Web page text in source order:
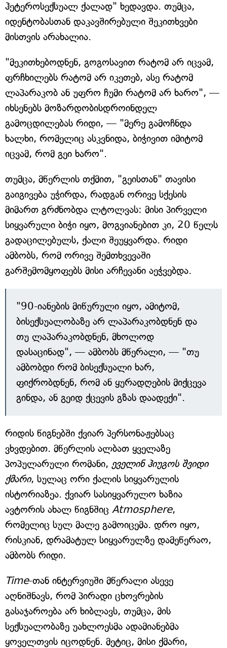
ჰეტეროსექსუალ ქალად" ხედავდა. თუმცა,
იდენტობასთან დაკავშირებული შეკითხვები
მისთვის არახალია.
"მეკითხებოდნენ, გოგოსავით რატომ არ იცვამ,
ფრჩხილებს რატომ არ იკეთებ, ასე რატომ
ლაპარაკობ ან უფრო ჩუმი რატომ არ ხარო", —
იხსენებს მოზარდობისდროინდელ
გამოცდილებას რიდი, — "მერე გამოჩნდა
ხალხი, რომელიც ასკვნიდა, ბიჭივით იმიტომ
იცვამ, რომ გეი ხარო".
თუმცა, მწერლის თქმით, "გეისთან" თავისი
გაიგივება უჭირდა, რადგან ორივე სქესის
მიმართ გრძნობდა ლტოლვას: მისი პირველი
სიყვარული ბიჭი იყო, მოგვიანებით კი, 20 წელს
გადაცილებულს, ქალი შეუყვარდა. რიდი
ამბობს, რომ ორივე შემთხვევაში
გარშემომყოფებს მისი არჩევანი აეჭვებდა.
"90-იანების მიწურული იყო, ამიტომ,
ბისექსუალობაზე არ ლაპარაკობდნენ და
თუ ლაპარაკობდნენ, მხოლოდ
დასაცინად", — ამბობს მწერალი, — "თუ
ამბობდი რომ ბისექსუალი ხარ,
ფიქრობდნენ, რომ ან ყურადღების მიქცევა
გინდა, ან გეიდ ქცევის გზას დაადექი".
რიდის წიგნებში ქვიარ პერსონაჟებსაც
ვხვდებით. მწერლის ალბათ ყველაზე
პოპულარული რომანი, ეველინ ჰიუგოს შვიდი
ქმარი, სულაც ორი ქალის სიყვარულის
ისტორიაზეა. ქვიარ სასიყვარულო ხაზია
ავტორის ახალ წიგნშიც Atmosphere,
რომელიც სულ მალე გამოიცემა. დრო იყო,
რისკიან, დრამატულ სიყვარულზე დამეწერაო,
ამბობს რიდი.
Time-თან ინტერვიუში მწერალი ასევე
აღნიშნავს, რომ პირადი ცხოვრების
გასაჯაროება არ ხიბლავს, თუმცა, მის
სექსუალობაზე უახლოესმა ადამიანებმა
ყოველთვის იცოდნენ. მეტიც, მისი ქმარი,